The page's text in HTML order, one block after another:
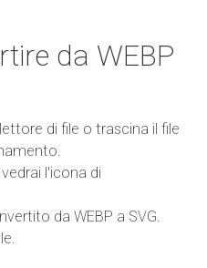
da WEBP
di file o trascina il file
l'icona di
da WEBP a SVG.